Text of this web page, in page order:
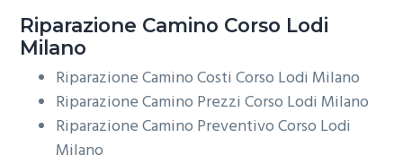
Riparazione Camino Corso Lodi
Milano
Riparazione Camino Costi Corso Lodi Milano
Riparazione Camino Prezzi Corso Lodi Milano
Riparazione Camino Preventivo Corso Lodi